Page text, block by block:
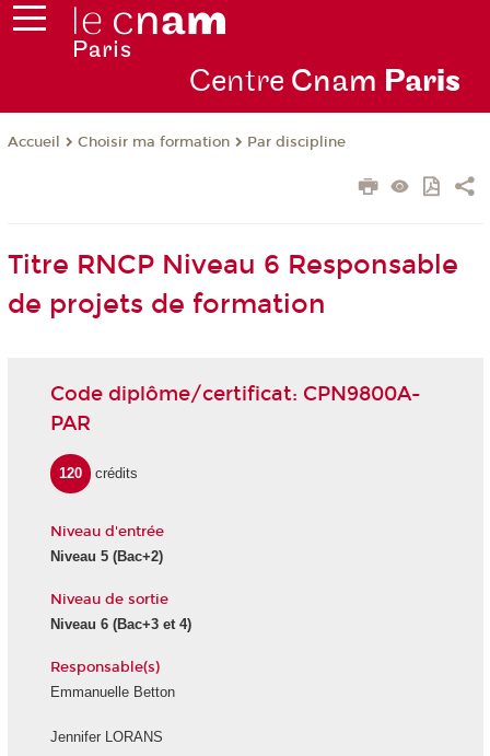
Centre Cnam Paris
Accueil Choisir ma formation Par discipline
Titre RNCP Niveau 6 Responsable
de projets de formation
Code diplôme/certificat: CPN9800A-
PAR
120 crédits
Niveau d'entrée
Niveau 5(Bac+2)
Niveau de sortie
Niveau 6(Bac+3 et 4)
Responsable(s)
Emmanuelle Betton
Jennifer LORANS